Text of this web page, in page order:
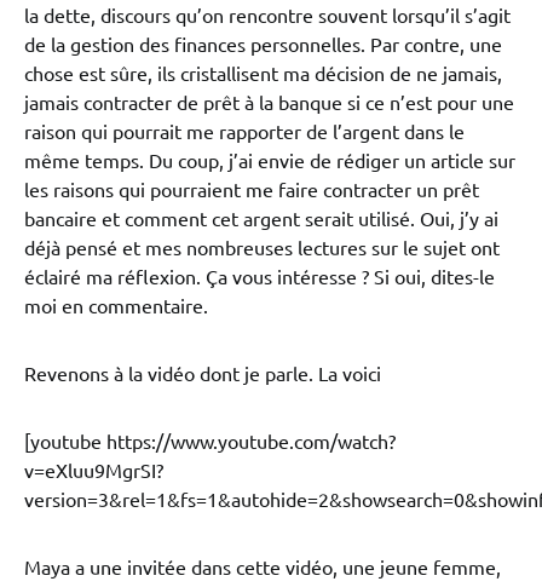
la dette, discours qu’on rencontre souvent lorsqu’il s’agit
de la gestion des finances personnelles. Par contre, une
chose est sûre, ils cristallisent ma décision de ne jamais,
jamais contracter de prêt à la banque si ce n’est pour une
raison qui pourrait me rapporter de l’argent dans le
même temps. Du coup, j’ai envie de rédiger un article sur
les raisons qui pourraient me faire contracter un prêt
bancaire et comment cet argent serait utilisé. Oui, j’y ai
déjà pensé et mes nombreuses lectures sur le sujet ont
éclairé ma réflexion. Ça vous intéresse ? Si oui, dites-le
moi en commentaire.
Revenons à la vidéo dont je parle. La voici
[youtube https://www.youtube.com/watch?
v=eXluu9MgrSI?
Maya a une invitée dans cette vidéo, une jeune femme,